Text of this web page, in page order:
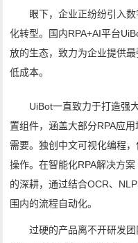
眼下，企业正纷纷引入数
化转型。国内RPA+AI平台
放的生态，致力为企业提供
低成本。
UiBot一直致力于打造强大
置组件，涵盖大部分RPA应
需要。独创中文可视化编程
操作。在智能化RPA解决方
的深耕，通过结合OCR、
围内的流程自动化。
过硬的产品离不开研发团